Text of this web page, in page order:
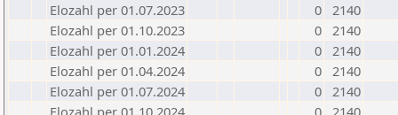
Elozahl per 01.07.2023
0 2140
Elozahl per 01.10.2023
0 2140
Elozahl per 01.01.2024
0 2140
Elozahl per 01.04.2024
0 2140
Elozahl per 01.07.2024
0 2140
Elozahl per 01.10.2024
0 2140